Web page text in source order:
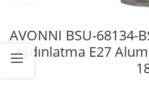
AVONNI BSU-68134-
Aydınlatma E27